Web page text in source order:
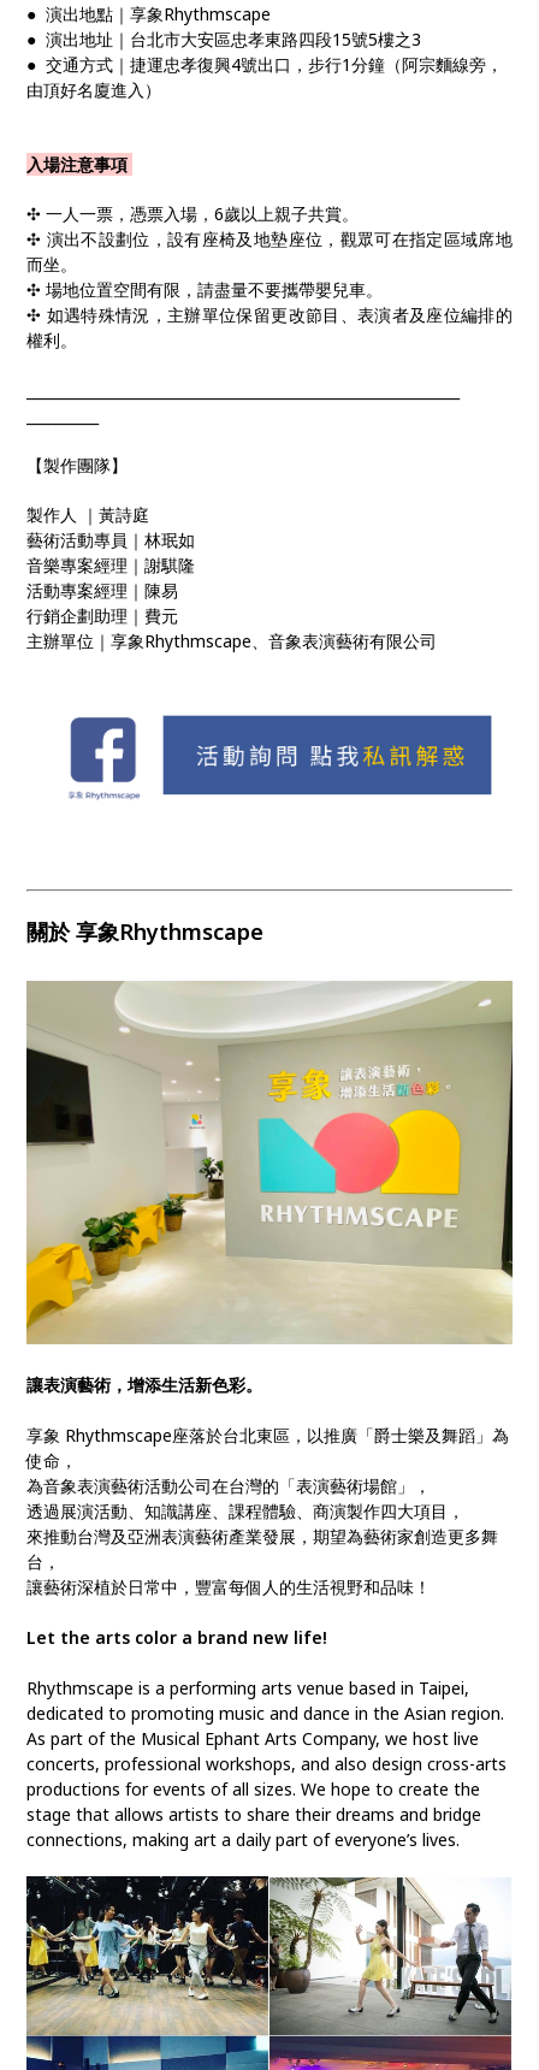
● 演出地點｜享象Rhythmscape ​
● 演出地址｜台北市大安區忠孝東路四段15號5樓之3​
● 交通方式｜捷運忠孝復興4號出口，步行1分鐘​（阿宗麵線旁，
由頂好名廈進入）​
入場注意事項
✣ 一人一票，憑票入場，6歲以上親子共賞。
✣ 演出不設劃位，設有座椅及地墊座位，觀眾可在指定區域席地
而坐。
✣ 場地位置空間有限，請盡量不要攜帶嬰兒車。
✣ 如遇特殊情況，主辦單位保留更改節目、表演者及座位編排的
權利。
【製作團隊​】​
製作人 ｜黃詩庭
藝術活動專員｜林珉如
音樂專案經理｜謝騏隆
活動專案經理｜陳易
行銷企劃助理｜費元
主辦單位｜享象Rhythmscape、音象表演藝術有限公司
關於 享象Rhythmscape
讓表演藝術，增添生活新色彩。
享象 Rhythmscape座落於台北東區，以推廣「爵士樂及舞蹈」為
使命，
為音象表演藝術活動公司在台灣的「表演藝術場館」，
透過展演活動、知識講座、課程體驗、商演製作四大項目，
來推動台灣及亞洲表演藝術產業發展，期望為藝術家創造更多舞
台，
讓藝術深植於日常中，豐富每個人的生活視野和品味！
Let the arts color a brand new life!
Rhythmscape is a performing arts venue based in Taipei,
dedicated to promoting music and dance in the Asian region.
As part of the Musical Ephant Arts Company, we host live
concerts, professional workshops, and also design cross-arts
productions for events of all sizes. We hope to create the
stage that allows artists to share their dreams and bridge
connections, making art a daily part of everyone’s lives.